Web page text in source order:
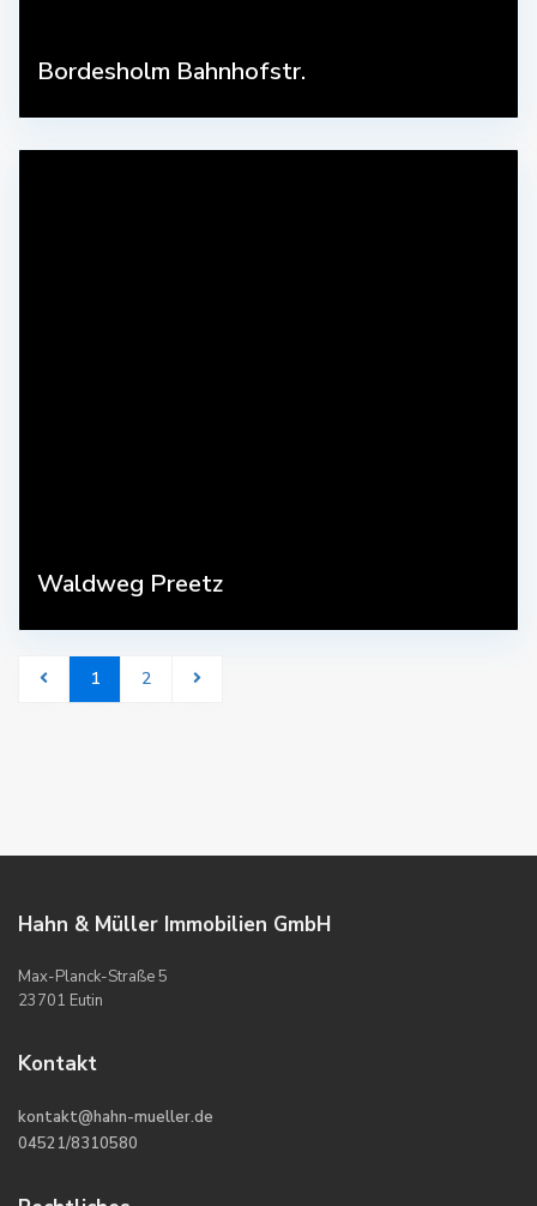
Bordesholm Bahnhofstr.
Waldweg Preetz
1 2
Hahn & Müller Immobilien GmbH
Max-Planck-Straße 5
23701 Eutin
Kontakt
kontakt@hahn-mueller.de
04521/8310580